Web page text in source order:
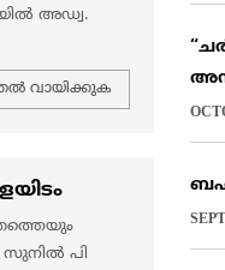
അഡ്വ.
വായിക്കുക
സുനിൽ പി